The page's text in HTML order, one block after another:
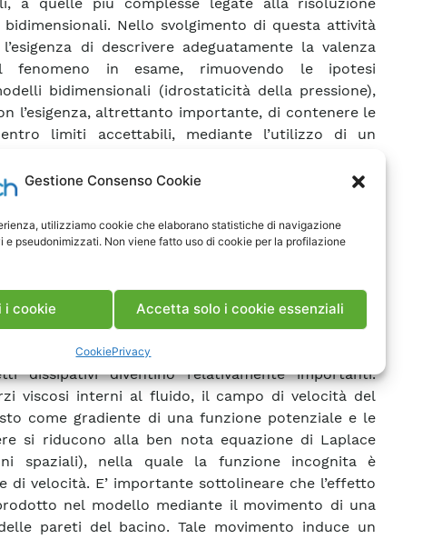
Gestione Consenso Cookie
utilizziamo cookie che elaborano statistiche di navigazione
pseudonimizzati. Non viene fatto uso di cookie per la profilazione
cookie Accetta solo i cookie essenziali
CookiePrivacy
Nello svolgimento di questa attività
di descrivere adeguatamente la valenza
fenomeno in esame, rimuovendo le ipotesi
bidimensionali (idrostaticità della pressione),
l’esigenza, altrettanto importante, di contenere le
limiti accettabili, mediante l’utilizzo di un
il "Boundary Element Method” (BEM nel seguito). A
innanzitutto una versione preliminare
bidimensionale nel piano verticale, per
di stabilità e consistenza dell’algoritmo
[1]÷[11]). Alla luce dei risultati positivi ottenuti, è
di calcolo basato sul modello pienamente
si è accennato, il modello è basato sull’ipotesi di
potenziale, normalmente accettata nello studio
nella fase di formazione e propagazione,
dissipativi diventino relativamente importanti.
viscosi interni al fluido, il campo di velocità del
come gradiente di una funzione potenziale e le
si riducono alla ben nota equazione di Laplace
spaziali), nella quale la funzione incognita è
di velocità. E’ importante sottolineare che l’effetto
nel modello mediante il movimento di una
pareti del bacino. Tale movimento induce un